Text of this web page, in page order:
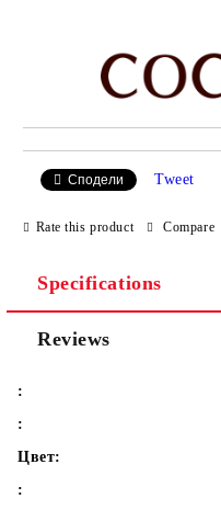
Сподели Tweet
Rate this product Compare
Specifications
Reviews
:
:
Цвет:
: